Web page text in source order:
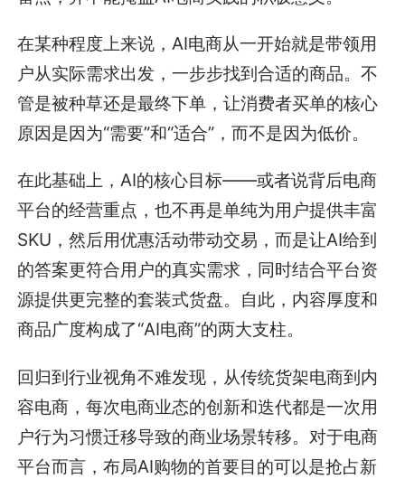
在某种程度上来说，AI电商从一开始就是带领用
户从实际需求出发，一步步找到合适的商品。不
管是被种草还是最终下单，让消费者买单的核心
原因是因为“需要”和“适合”，而不是因为低价。
在此基础上，AI的核心目标——或者说背后电商
平台的经营重点，也不再是单纯为用户提供丰富
SKU，然后用优惠活动带动交易，而是让AI给到
的答案更符合用户的真实需求，同时结合平台资
源提供更完整的套装式货盘。自此，内容厚度和
商品广度构成了“AI电商”的两大支柱。
回归到行业视角不难发现，从传统货架电商到内
容电商，每次电商业态的创新和迭代都是一次用
户行为习惯迁移导致的商业场景转移。对于电商
平台而言，布局AI购物的首要目的可以是抢占新